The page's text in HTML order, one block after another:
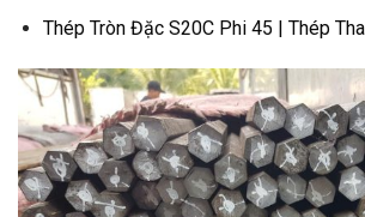
Thép Tròn Đặc S20C Phi 45 | Thép